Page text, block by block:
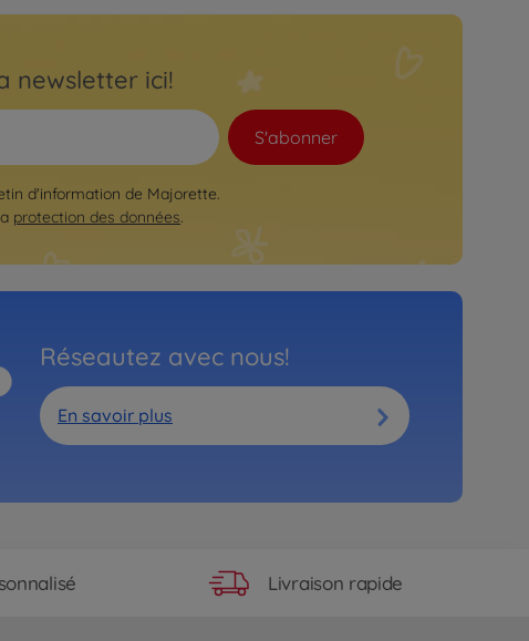
newsletter ici!
S'abonner
d'information de Majorette.
protection des données.
Réseautez avec nous!
En savoir plus
Livraison rapide